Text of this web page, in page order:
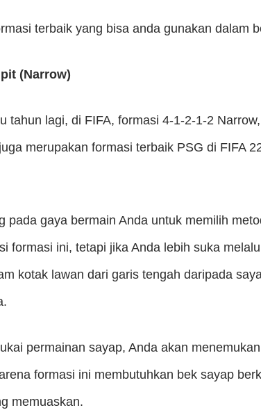
terbaik yang bisa anda gunakan dalam
(Narrow)
tahun lagi, di FIFA, formasi 4-1-2-1-2
merupakan formasi terbaik PSG di FIFA
pada gaya bermain Anda untuk memilih
formasi ini, tetapi jika Anda lebih suka
kotak lawan dari garis tengah daripada
permainan sayap, Anda akan
formasi ini membutuhkan bek sayap
memuaskan.